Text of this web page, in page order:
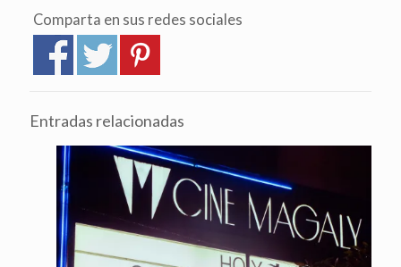
Comparta en sus redes sociales
Entradas relacionadas